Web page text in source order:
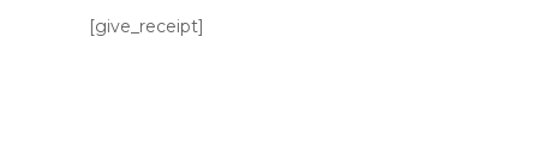
[give_receipt]